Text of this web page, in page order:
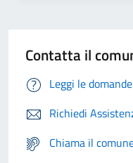
Contatta il
Leggi le
Richiedi
Chiama il